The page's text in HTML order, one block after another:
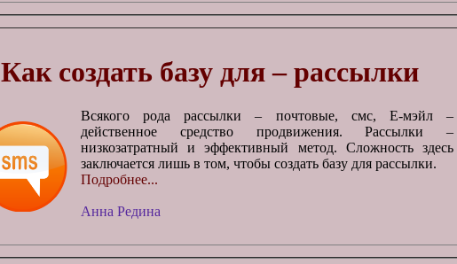
Как создать базу для – рассылки
Всякого рода рассылки – почтовые, смс, Е-мэйл –
действенное средство продвижения. Рассылки –
низкозатратный и эффективный метод. Сложность здесь
заключается лишь в том, чтобы создать базу для рассылки.
Подробнее...
Анна Редина